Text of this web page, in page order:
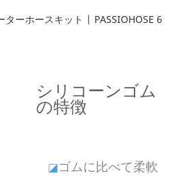
シリコーンゴム
の特徴
◪ゴムに比べて柔軟